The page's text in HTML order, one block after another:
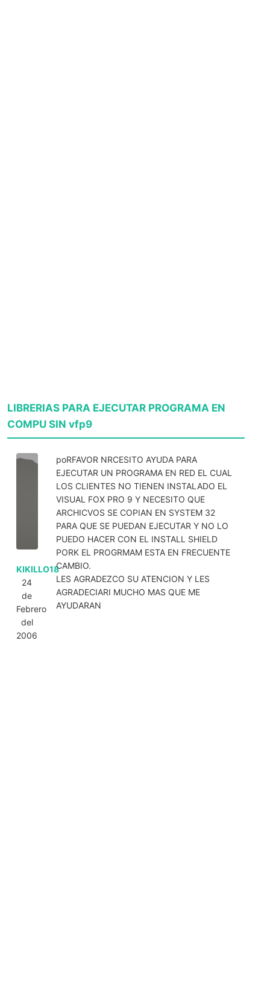
LIBRERIAS PARA EJECUTAR PROGRAMA EN
COMPU SIN vfp9
KIKILLO18
24
de
Febrero
del
2006
poRFAVOR NRCESITO AYUDA PARA
EJECUTAR UN PROGRAMA EN RED EL CUAL
LOS CLIENTES NO TIENEN INSTALADO EL
VISUAL FOX PRO 9 Y NECESITO QUE
ARCHICVOS SE COPIAN EN SYSTEM 32
PARA QUE SE PUEDAN EJECUTAR Y NO LO
PUEDO HACER CON EL INSTALL SHIELD
PORK EL PROGRMAM ESTA EN FRECUENTE
CAMBIO.
LES AGRADEZCO SU ATENCION Y LES
AGRADECIARI MUCHO MAS QUE ME
AYUDARAN